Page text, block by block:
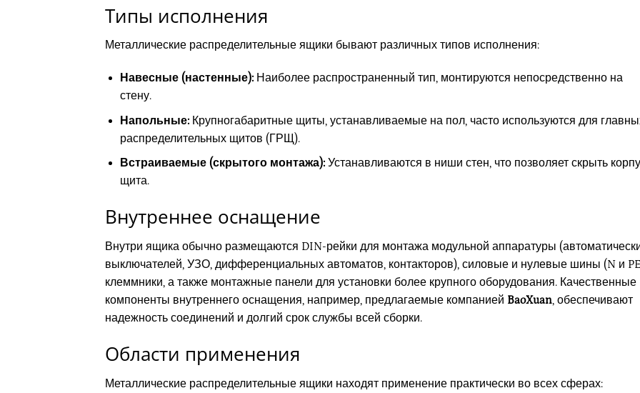
Типы исполнения
Металлические распределительные ящики бывают различных типов исполнения:
Навесные (настенные):Наиболее распространенный тип, монтируются непосредственно на
стену.
Напольные:Крупногабаритные щиты, устанавливаемые на пол, часто используются для
распределительных щитов (ГРЩ).
Встраиваемые (скрытого монтажа):Устанавливаются в ниши стен, что позволяет скрыть
щита.
Внутреннее оснащение
Внутри ящика обычно размещаются DIN-рейки для монтажа модульной аппаратуры
выключателей, УЗО, дифференциальных автоматов, контакторов), силовые и нулевые шины (N и
клеммники, а также монтажные панели для установки более крупного оборудования. Качественные
компоненты внутреннего оснащения, например, предлагаемые компанией BaoXuan, обеспечивают
надежность соединений и долгий срок службы всей сборки.
Области применения
Металлические распределительные ящики находят применение практически во всех сферах: